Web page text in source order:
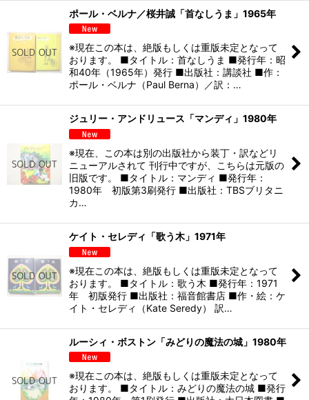
ポール・ベルナ／桜井誠「首なしうま」1965年
※現在この本は、絶版もしくは重版未定となって
おります。 ■タイトル：首なしうま ■発行年：昭
和40年（1965年）発行 ■出版社：講談社 ■作：
ポール・ベルナ（Paul Berna）／訳：…
ジュリー・アンドリュース「マンディ」1980年
※現在、この本は別の出版社から装丁・訳などリ
ニューアルされて 刊行中ですが、こちらは元版の
旧版です。 ■タイトル：マンディ ■発行年：
1980年 初版第3刷発行 ■出版社：TBSブリタニ
カ…
ケイト・セレディ「歌う木」1971年
※現在この本は、絶版もしくは重版未定となって
おります。 ■タイトル：歌う木 ■発行年：1971
年 初版発行 ■出版社：福音館書店 ■作・絵：ケ
イト・セレディ（Kate Seredy） 訳…
ルーシィ・ボストン「みどりの魔法の城」1980年
※現在この本は、絶版もしくは重版未定となって
おります。 ■タイトル：みどりの魔法の城 ■発行